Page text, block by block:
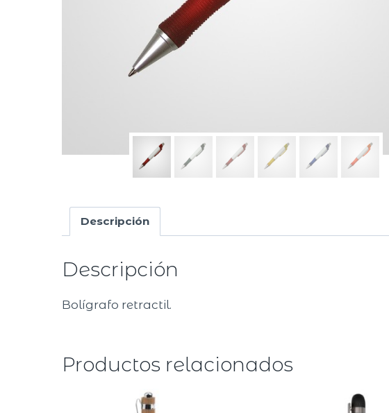
Descripción
Descripción
Bolígrafo retractil.
Productos relacionados